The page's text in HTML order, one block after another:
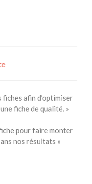
fiches afin d’optimiser
fiche de qualité. »
pour faire monter
nos résultats »